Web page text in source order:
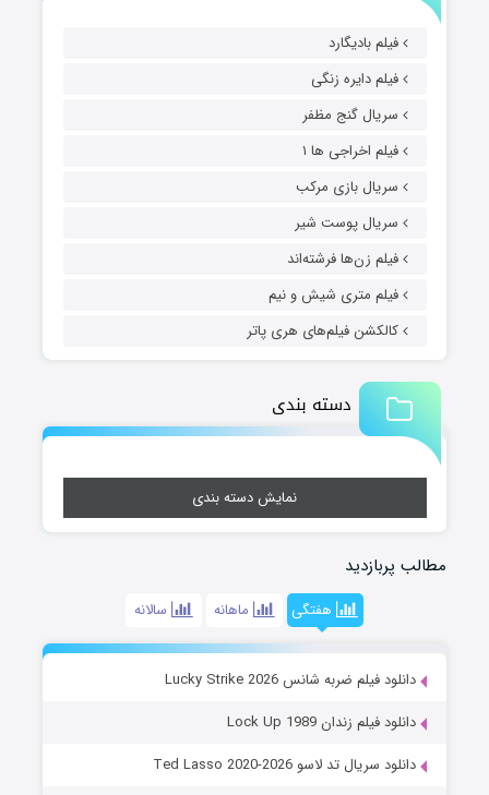
فیلم بادیگارد
فیلم دایره زنگی
سریال گنج مظفر
فیلم اخراجی ها ۱
سریال بازی مرکب
سریال پوست شیر
فیلم زن‌ها فرشته‌اند
فیلم متری شیش و نیم
کالکشن فیلم‌های هری پاتر
دسته بندی
نمایش دسته بندی
مطالب پربازدید
هفتگی ماهانه سالانه
دانلود فیلم ضربه شانس Lucky Strike 2026
دانلود فیلم زندان Lock Up 1989
دانلود سریال تد لاسو Ted Lasso 2020-2026